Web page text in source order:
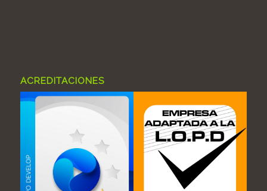
ACREDITACIONES